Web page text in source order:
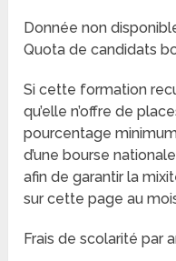
Donnée non
Quota de candidats
Si cette formation
qu’elle n’offre de
pourcentage
d’une bourse
afin de garantir la
sur cette page au
Frais de scolarité par